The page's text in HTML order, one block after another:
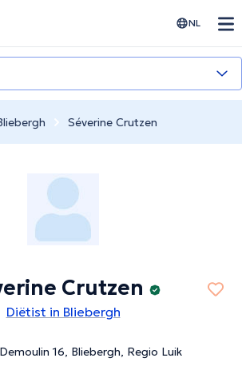
NL
Séverine Crutzen
Crutzen
Diëtist in Bliebergh
16, Bliebergh, Regio Luik